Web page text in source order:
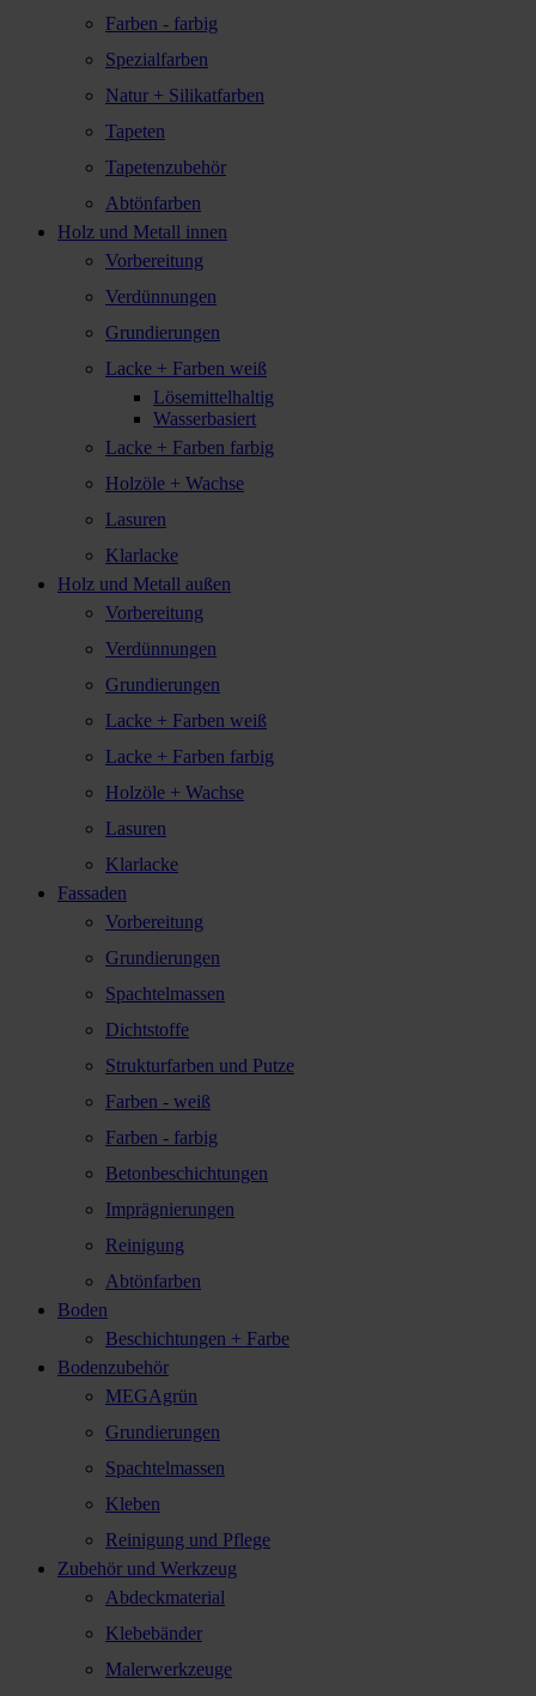
Farben - farbig
Spezialfarben
Natur + Silikatfarben
Tapeten
Tapetenzubehör
Abtönfarben
Holz und Metall innen
Vorbereitung
Verdünnungen
Grundierungen
Lacke + Farben weiß
Lösemittelhaltig
Wasserbasiert
Lacke + Farben farbig
Holzöle + Wachse
Lasuren
Klarlacke
Holz und Metall außen
Vorbereitung
Verdünnungen
Grundierungen
Lacke + Farben weiß
Lacke + Farben farbig
Holzöle + Wachse
Lasuren
Klarlacke
Fassaden
Vorbereitung
Grundierungen
Spachtelmassen
Dichtstoffe
Strukturfarben und Putze
Farben - weiß
Farben - farbig
Betonbeschichtungen
Imprägnierungen
Reinigung
Abtönfarben
Boden
Beschichtungen + Farbe
Bodenzubehör
MEGAgrün
Grundierungen
Spachtelmassen
Kleben
Reinigung und Pflege
Zubehör und Werkzeug
Abdeckmaterial
Klebebänder
Malerwerkzeuge